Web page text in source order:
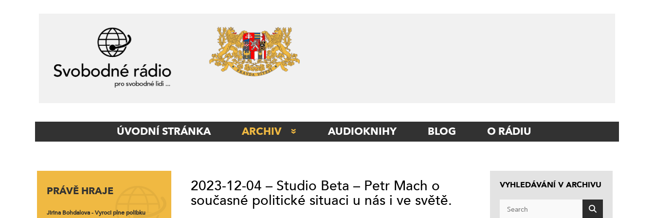
Navigation
ÚVODNÍ STRÁNKA ARCHIV
STUDIO ITÁLIE
STUDIO KLADNO
AUDIOKNIHY BLOG O RÁDIU
PRÁVĚ HRAJE
Jirina Bohdalova - Vyroci plne polibku
2023-12-04 – Studio Beta – Petr Mach o
současné politické situaci u nás i ve světě.
VYHLEDÁVÁNÍ V ARCHIVU